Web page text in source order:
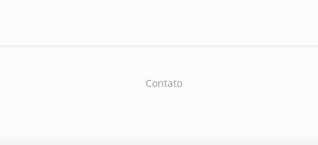
Contato